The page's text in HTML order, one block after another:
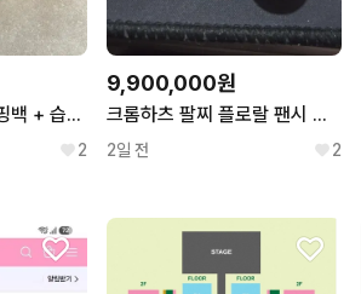
아쿠아디파르마 쇼핑백 + 습지 + 리본
2
9,900,000원
크롬하츠 팔찌 플로랄 팬시 클립 8링크
2일 전 2